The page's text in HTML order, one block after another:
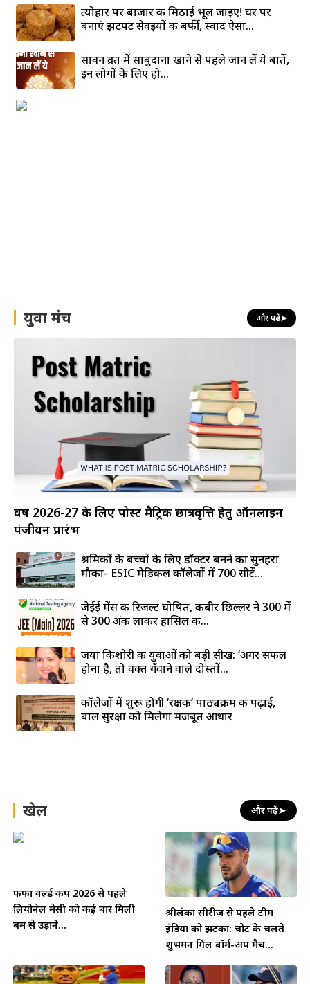
त्योहार पर बाजार की मिठाई भूल जाइए! घर पर
बनाएं झटपट सेवइयों की बर्फी, स्वाद ऐसा...
सावन व्रत में साबुदाना खाने से पहले जान लें ये बातें,
इन लोगों के लिए हो...
युवा मंच और पढ़ें➤
वर्ष 2026-27 के लिए पोस्ट मैट्रिक छात्रवृत्ति हेतु ऑनलाइन
पंजीयन प्रारंभ
श्रमिकों के बच्चों के लिए डॉक्टर बनने का सुनहरा
मौका- ESIC मेडिकल कॉलेजों में 700 सीटें...
जेईई मेंस की रिजल्ट घोषित, कबीर छिल्लर ने 300 में
से 300 अंक लाकर हासिल की...
जया किशोरी की युवाओं को बड़ी सीख: ‘अगर सफल
होना है, तो वक्त गँवाने वाले दोस्तों...
कॉलेजों में शुरू होगी ‘रक्षक’ पाठ्यक्रम की पढ़ाई,
बाल सुरक्षा को मिलेगा मजबूत आधार
खेल और पढ़ें➤
फीफा वर्ल्ड कप 2026 से पहले
लियोनेल मेसी को कई बार मिली
बम से उड़ाने...
श्रीलंका सीरीज से पहले टीम
इंडिया को झटका: चोट के चलते
शुभमन गिल वॉर्म-अप मैच...